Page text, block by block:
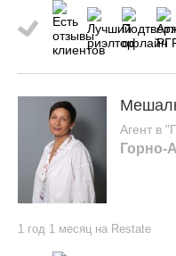
Агент в
Горно-
1 год 1 месяц на Restate